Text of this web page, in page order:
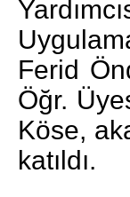
Ferid
Öğr.
Köse,
katıldı.